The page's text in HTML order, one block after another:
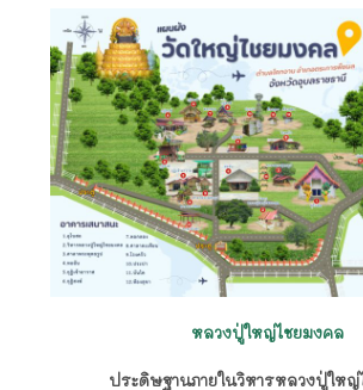
หลวงปู่ใหญ่ไชยมงคล
ประดิษฐานภายในวิหารหลวงปู่ใหญ่